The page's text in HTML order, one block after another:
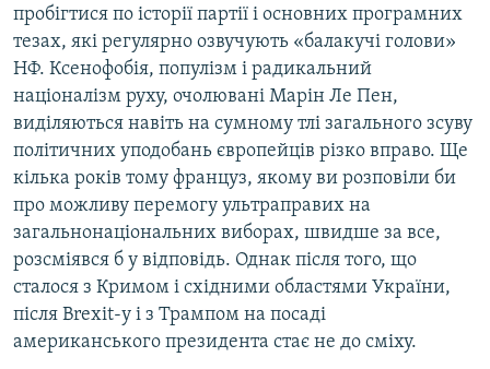
пробігтися по історії партії і основних програмних
тезах, які регулярно озвучують «балакучі голови»
НФ. Ксенофобія, популізм і радикальний
націоналізм руху, очолювані Марін Ле Пен,
виділяються навіть на сумному тлі загального зсуву
політичних уподобань європейців різко вправо. Ще
кілька років тому француз, якому ви розповіли би
про можливу перемогу ультраправих на
загальнонаціональних виборах, швидше за все,
розсміявся б у відповідь. Однак після того, що
сталося з Кримом і східними областями України,
після Brexit-у і з Трампом на посаді
американського президента стає не до сміху.